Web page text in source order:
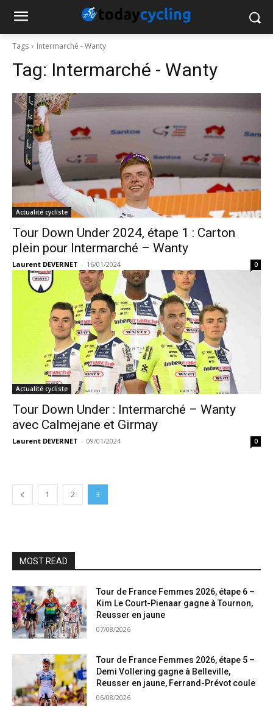
Tags Intermarché - Wanty
Tag: Intermarché - Wanty
Actualité cycliste
Tour Down Under 2024, étape 1 : Carton
plein pour Intermarché – Wanty
Laurent DEVERNET - 16/01/2024 0
Actualité cycliste
Tour Down Under : Intermarché – Wanty
avec Calmejane et Girmay
Laurent DEVERNET - 09/01/2024 0
1 2 3
MOST READ
Tour de France Femmes 2026, étape 6 –
Kim Le Court-Pienaar gagne à Tournon,
Reusser en jaune
07/08/2026
Tour de France Femmes 2026, étape 5 –
Demi Vollering gagne à Belleville,
Reusser en jaune, Ferrand-Prévot coule
06/08/2026